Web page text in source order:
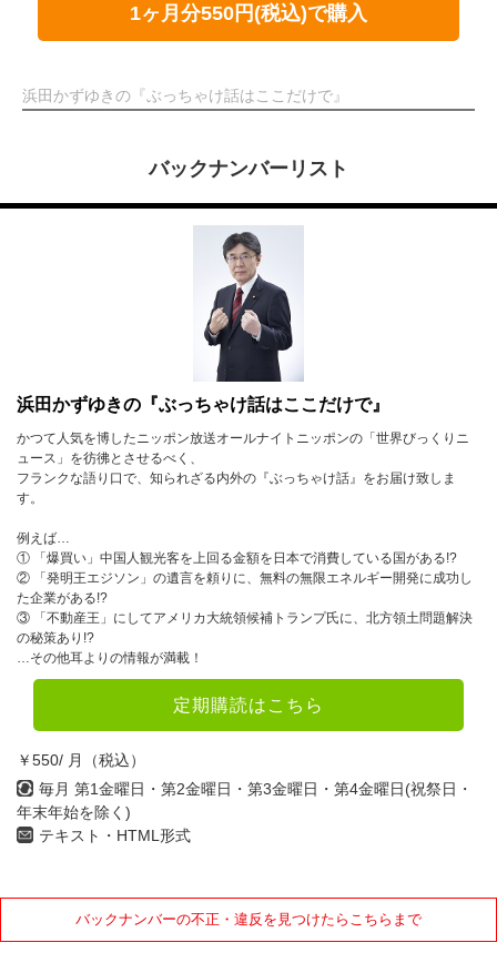
1ヶ月分550円(税込)で購入
浜田かずゆきの『ぶっちゃけ話はここだけで』
バックナンバーリスト
浜田かずゆきの『ぶっちゃけ話はここだけで』
かつて人気を博したニッポン放送オールナイトニッポンの「世界びっくりニ
ュース」を彷彿とさせるべく、
フランクな語り口で、知られざる内外の『ぶっちゃけ話』をお届け致しま
す。
例えば…
① 「爆買い」中国人観光客を上回る金額を日本で消費している国がある!?
② 「発明王エジソン」の遺言を頼りに、無料の無限エネルギー開発に成功し
た企業がある!?
③ 「不動産王」にしてアメリカ大統領候補トランプ氏に、北方領土問題解決
の秘策あり!?
…その他耳よりの情報が満載！
定期購読はこちら
￥550/ 月（税込）
毎月 第1金曜日・第2金曜日・第3金曜日・第4金曜日(祝祭日・
年末年始を除く)
テキスト・HTML形式
バックナンバーの不正・違反を見つけたらこちらまで